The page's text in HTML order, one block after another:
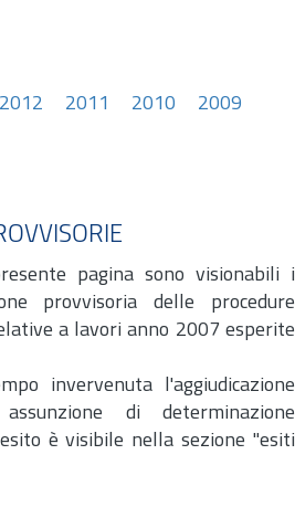
2012 2011 2010
2009
pagina sono visionabili i
provvisoria delle procedure
a lavori anno 2007 esperite
invervenuta l'aggiudicazione
di determinazione
è visibile nella sezione "esiti